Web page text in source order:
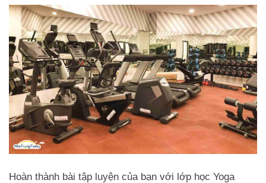
Hoàn thành bài tập luyện của bạn với lớp học Yoga